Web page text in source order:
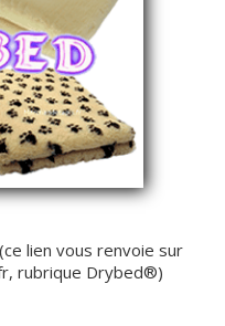
lien vous renvoie sur
rubrique Drybed®)